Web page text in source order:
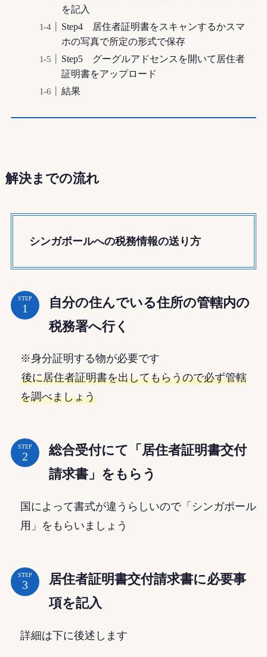
を記入
Step4 居住者証明書をスキャンするかスマ
ホの写真で所定の形式で保存
Step5 グーグルアドセンスを開いて居住者
証明書をアップロード
結果
解決までの流れ
シンガポールへの税務情報の送り方
STEP
自分の住んでいる住所の管轄内の
税務署へ行く
※身分証明する物が必要です
後に居住者証明書を出してもらうので必ず管轄
を調べましょう
STEP
総合受付にて「居住者証明書交付
請求書」をもらう
国によって書式が違うらしいので「シンガポール
用」をもらいましょう
STEP
居住者証明書交付請求書に必要事
項を記入
詳細は下に後述します